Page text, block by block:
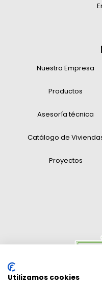
Nuestra Empresa
Productos
Asesoría técnica
Catálogo de
Proyectos
Utilizamos cookies